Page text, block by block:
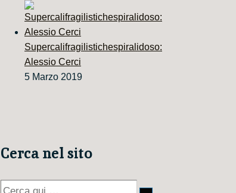
Supercalifragilistichespiralidoso:
Alessio Cerci
5 Marzo 2019
Cerca nel sito
Cerca: